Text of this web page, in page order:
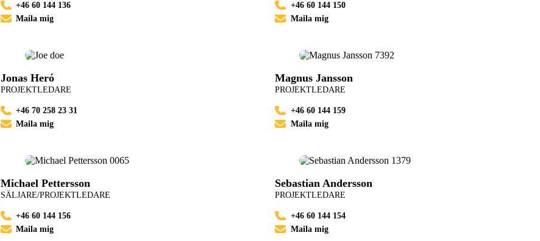
+46 60 144 136
Maila mig
+46 60 144 150
Maila mig
Jonas Heró
PROJEKTLEDARE
+46 70 258 23 31
Maila mig
Magnus Jansson
PROJEKTLEDARE
+46 60 144 159
Maila mig
Michael Pettersson
SÄLJARE/PROJEKTLEDARE
+46 60 144 156
Maila mig
Sebastian Andersson
PROJEKTLEDARE
+46 60 144 154
Maila mig